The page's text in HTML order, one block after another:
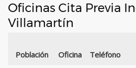
Oficinas Cita Previa
Villamartín
Población Oficina Teléfono